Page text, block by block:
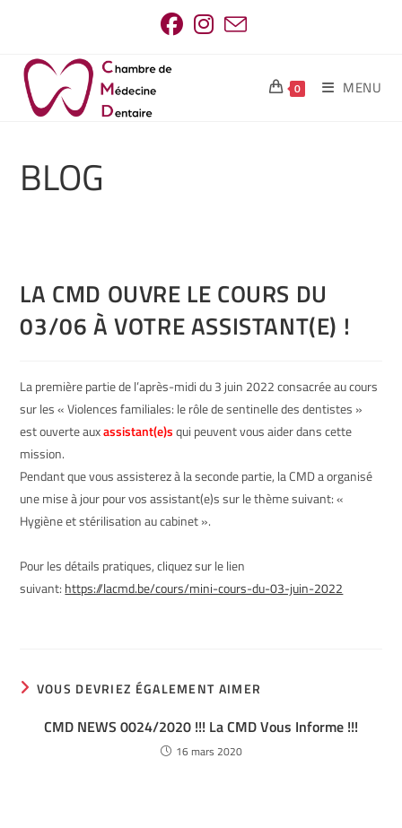
0 MENU
BLOG
LA CMD OUVRE LE COURS DU
03/06 À VOTRE ASSISTANT(E) !
La première partie de l’après-midi du 3 juin 2022 consacrée au cours
sur les « Violences familiales: le rôle de sentinelle des dentistes »
est ouverte auxassistant(e)squi peuvent vous aider dans cette
mission.
Pendant que vous assisterez à la seconde partie, la CMD a organisé
une mise à jour pour vos assistant(e)s sur le thème suivant: «
Hygiène et stérilisation au cabinet ».
Pour les détails pratiques, cliquez sur le lien
suivant: https://lacmd.be/cours/mini-cours-du-03-juin-2022
VOUS DEVRIEZ ÉGALEMENT AIMER
CMD NEWS 0024/2020 !!! La CMD Vous Informe !!!
16 mars 2020